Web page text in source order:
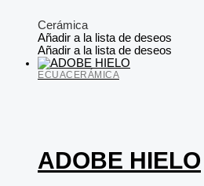
Cerámica
Añadir a la lista de deseos
Añadir a la lista de deseos
ECUACERÁMICA
ADOBE HIELO